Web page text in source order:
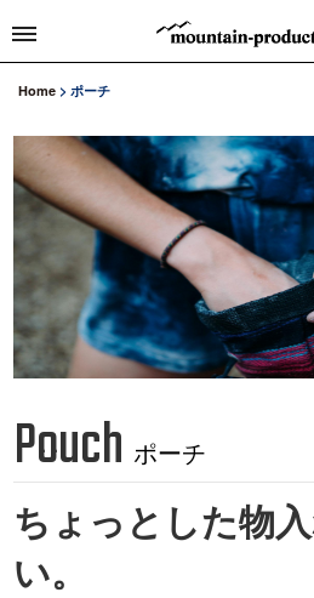
Home > ポーチ
Pouch ポーチ
ちょっとした物
い。